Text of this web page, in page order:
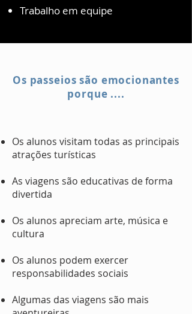
Trabalho em equipe
Os passeios são emocionantes
porque ....
Os alunos visitam todas as principais
atrações turísticas
As viagens são educativas de forma
divertida
Os alunos apreciam arte, música e
cultura
Os alunos podem exercer
responsabilidades sociais
Algumas das viagens são mais